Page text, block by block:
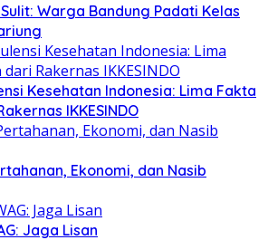
Warga Bandung Padati Kelas
Kesehatan Indonesia: Lima Fakta
IKKESINDO
Ekonomi, dan Nasib
Jaga Lisan